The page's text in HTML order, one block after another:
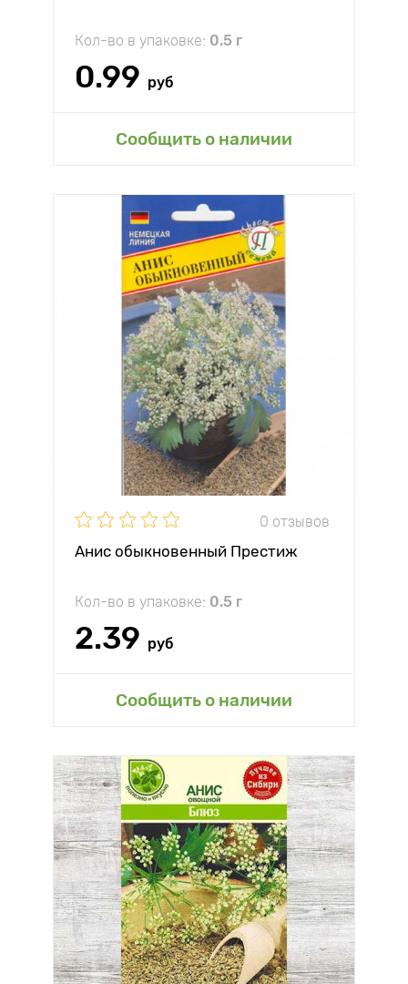
Кол-во в упаковке: 0.5 г
0.99 руб
Сообщить о наличии
0 отзывов
Анис обыкновенный Престиж
Кол-во в упаковке: 0.5 г
2.39 руб
Сообщить о наличии